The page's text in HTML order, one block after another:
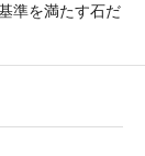
準を満たす石だ